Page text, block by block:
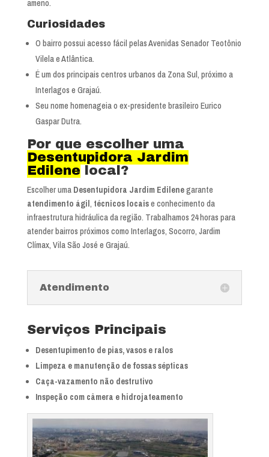
ameno.
Curiosidades
O bairro possui acesso fácil pelas Avenidas Senador Teotônio
Vilela e Atlântica.
É um dos principais centros urbanos da Zona Sul, próximo a
Interlagos e Grajaú.
Seu nome homenageia o ex-presidente brasileiro Eurico
Gaspar Dutra.
Por que escolher uma
Desentupidora Jardim
Edilene local?
Escolher uma Desentupidora Jardim Edilenegarante
atendimento ágil, técnicos locaise conhecimento da
infraestrutura hidráulica da região. Trabalhamos 24 horas para
atender bairros próximos como Interlagos, Socorro, Jardim
Clímax, Vila São José e Grajaú.
Atendimento
Serviços Principais
Desentupimento de pias, vasos e ralos
Limpeza e manutenção de fossas sépticas
Caça-vazamento não destrutivo
Inspeção com câmera e hidrojateamento